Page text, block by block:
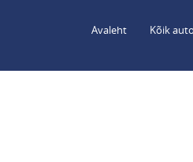
Avaleht Kõik